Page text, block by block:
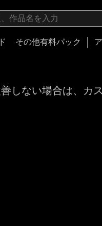
その他有料パック
しない場合は、カ